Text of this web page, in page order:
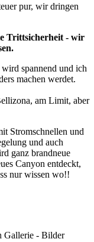
pur, wir dringen
Trittsicherheit - wir
spannend und ich
machen werdet.
am Limit, aber
Stromschnellen und
und auch
ganz brandneue
Canyon entdeckt,
nur wissen wo!!
Gallerie - Bilder